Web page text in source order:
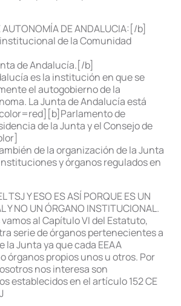
DE ANDALUCIA:[/b]
de la Comunidad
de Andalucía.[/b]
es la institución en que se
el autogobierno de la
La Junta de Andalucía está
de
de la Junta y el Consejo de
de la organización de la Junta
y órganos regulados en
TSJ Y ESO ES ASÍ PORQUE ES UN
Y NO UN ÓRGANO INSTITUCIONAL.
al Capítulo VI del Estatuto,
serie de órganos pertenecientes a
la Junta ya que cada EEAA
órganos propios unos u otros. Por
nos interesa son
establecidos en el artículo 152 CE